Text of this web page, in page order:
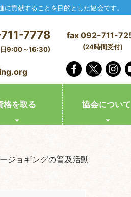
貢献することを目的とした協会です。
7778
9:00～16:30)
fax 092-711-
(24時間受付)
格を取る 協会について
ジョギングの普及活動